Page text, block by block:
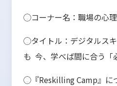
◯コーナー名：職場の心
◯タイトル：デジタルス
も 今、学べば間に合う「
◯『Reskilling Camp』に